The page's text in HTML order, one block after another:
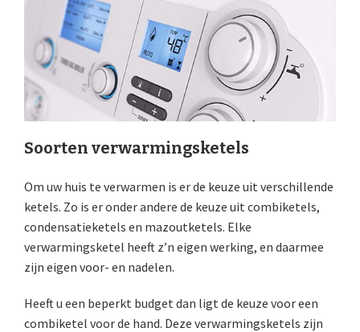
Soorten verwarmingsketels
Om uw huis te verwarmen is er de keuze uit verschillende
ketels. Zo is er onder andere de keuze uit combiketels,
condensatieketels en mazoutketels. Elke
verwarmingsketel heeft z’n eigen werking, en daarmee
zijn eigen voor- en nadelen.
Heeft u een beperkt budget dan ligt de keuze voor een
combiketel voor de hand. Deze verwarmingsketels zijn